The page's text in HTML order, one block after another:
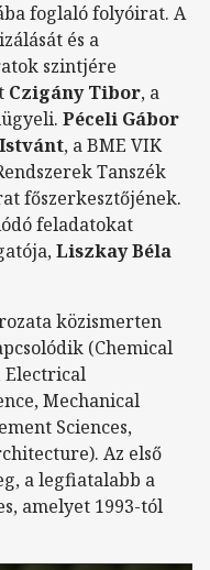
foglaló folyóirat. A
és a
szintjére
Czigány Tibor, a
Péceli Gábor
, a BME VIK
Tanszék
főszerkesztőjének.
feladatokat
Liszkay Béla
közismerten
(Chemical
Electrical
Mechanical
Sciences,
Az első
a legfiatalabb a
amelyet 1993-tól